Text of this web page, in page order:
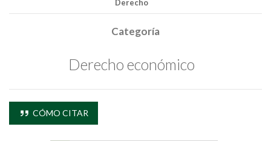
Derecho
Categoría
Derecho económico
CÓMO CITAR